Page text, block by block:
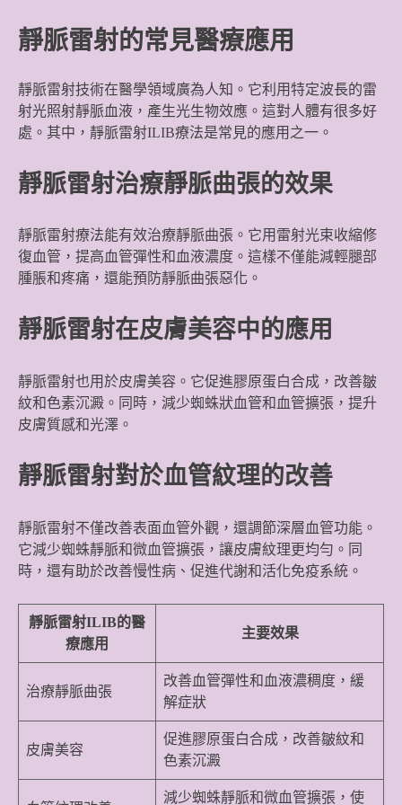
靜脈雷射的常見醫療應用
靜脈雷射技術在醫學領域廣為人知。它利用特定波長的雷
射光照射靜脈血液，產生光生物效應。這對人體有很多好
處。其中，靜脈雷射ILIB療法是常見的應用之一。
靜脈雷射治療靜脈曲張的效果
靜脈雷射療法能有效治療靜脈曲張。它用雷射光束收縮修
復血管，提高血管彈性和血液濃度。這樣不僅能減輕腿部
腫脹和疼痛，還能預防靜脈曲張惡化。
靜脈雷射在皮膚美容中的應用
靜脈雷射也用於皮膚美容。它促進膠原蛋白合成，改善皺
紋和色素沉澱。同時，減少蜘蛛狀血管和血管擴張，提升
皮膚質感和光澤。
靜脈雷射對於血管紋理的改善
靜脈雷射不僅改善表面血管外觀，還調節深層血管功能。
它減少蜘蛛靜脈和微血管擴張，讓皮膚紋理更均勻。同
時，還有助於改善慢性病、促進代謝和活化免疫系統。
靜脈雷射ILIB的醫
療應用
主要效果
治療靜脈曲張
改善血管彈性和血液濃稠度，緩
解症狀
皮膚美容
促進膠原蛋白合成，改善皺紋和
色素沉澱
減少蜘蛛靜脈和微血管擴張，使